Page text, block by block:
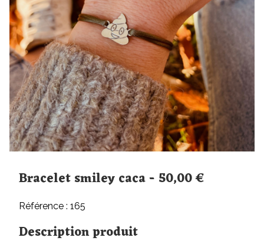
Bracelet smiley caca - 50,00 €
Référence : 165
Description produit